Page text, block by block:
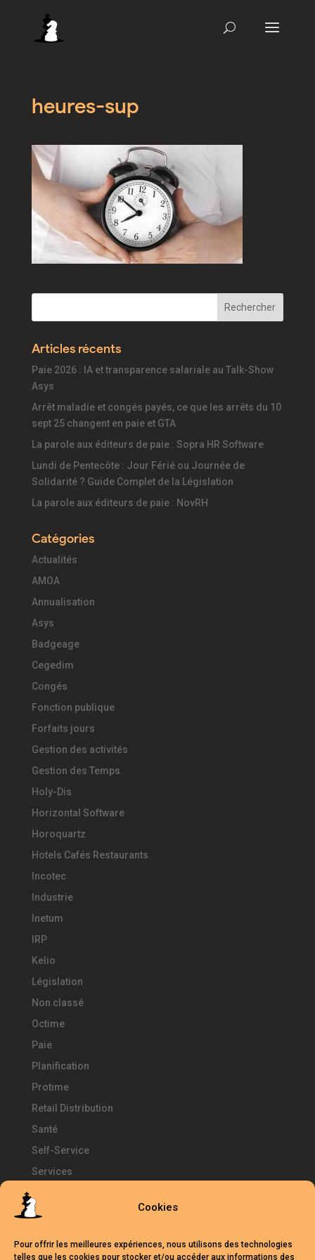
Cookies
Pour offrir les meilleures expériences, nous utilisons des technologies
telles que les cookies pour stocker et/ou accéder aux informations des
heures-sup
Articles récents
Paie 2026 : IA et transparence salariale au Talk-Show
Asys
Arrêt maladie et congés payés, ce que les arrêts du 10
sept 25 changent en paie et GTA
La parole aux éditeurs de paie : Sopra HR Software
Lundi de Pentecôte : Jour Férié ou Journée de
Solidarité ? Guide Complet de la Législation
La parole aux éditeurs de paie : NovRH
Catégories
Actualités
AMOA
Annualisation
Asys
Badgeage
Cegedim
Congés
Fonction publique
Forfaits jours
Gestion des activités
Gestion des Temps
Holy-Dis
Horizontal Software
Horoquartz
Hotels Cafés Restaurants
Incotec
Industrie
Inetum
IRP
Kelio
Législation
Non classé
Octime
Paie
Planification
Protime
Retail Distribution
Santé
Self-Service
Services
Télétravail
Temps d'Avance